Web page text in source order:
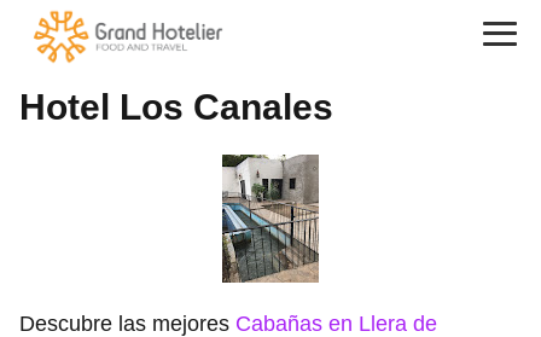
Hotel Los Canales
Descubre las mejores Cabañas en Llera de